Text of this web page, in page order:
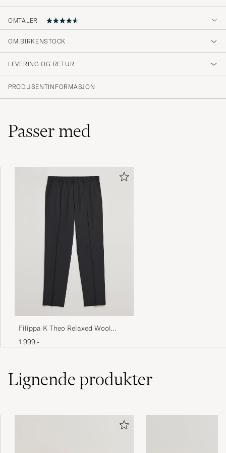
OMTALER
4.8
(126)
(6)
Nopea toimitus kuten aina.
JUHA K KJØPTE PÅ CAREOFCARL.FI
Needed a new pair for the spring/summer
and these did not disappoint.
FRANCISCO P KJØPTE PÅ CAREOFCARL.ES
Supersnabb leverans och bra produkt!
KJØPTE PÅ CAREOFCARL.SE
OM BIRKENSTOCK
LEVERING OG RETUR
PRODUSENTINFORMASJON
Passer med
Filippa K Theo Relaxed Wool
Trousers Black
1 999,-
Lignendeprodukter